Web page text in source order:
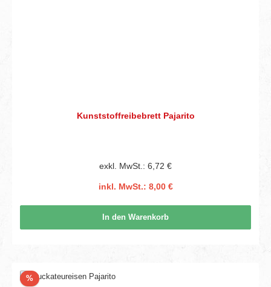
Kunststoffreibebrett Pajarito
exkl. MwSt.: 6,72 €
inkl. MwSt.: 8,00 €
In den Warenkorb
%Rabatt